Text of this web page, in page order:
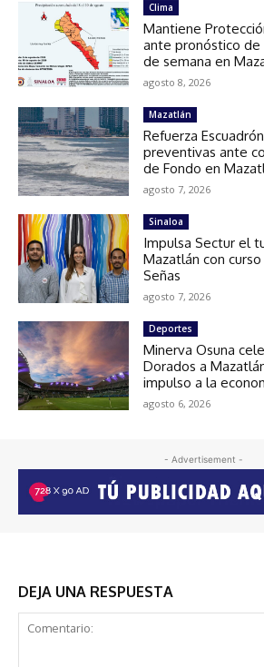
Clima
Mantiene
ante pronóstico de
de semana en
agosto 8, 2026
Mazatlán
Refuerza
preventivas ante
de Fondo en
agosto 7, 2026
Sinaloa
Impulsa Sectur el
Mazatlán con
Señas
agosto 7, 2026
Deportes
Minerva Osuna
Dorados a
impulso a la
agosto 6, 2026
- Advertisement -
DEJA UNA RESPUESTA